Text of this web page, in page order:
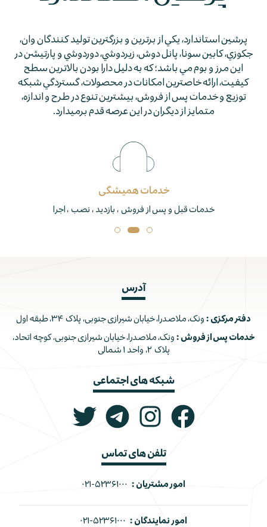
پرشين استاندارد، يكي از برترين و بزرگترين توليد كنندگان وان،
جكوزي، كابين سونا، پانل دوش، زيردوشي، دوردوشي و پارتيشن در
اين مرز و بوم مي باشد؛ كه به دليل دارا بودن بالاترين سطح
كيفيت، ارائه خاصترين امكانات در محصولات، گستردگي شبكه
توزيع و خدمات پس از فروش، بيشترين تنوع در طرح و اندازه،
متمايز از ديگران در اين عرصه قدم برمي­دارد.
خدمات همیشگی
خدمات قبل و پس از فروش ، بازدید ، نصب ، اجرا
آدرس
دفتر مرکزی : ونک، ملاصدرا، خیابان شیرازی جنوبی، پلاک ۳۴، طبقه اول
خدمات پس از فروش : ونک، ملاصدرا، خیابان شیرازی جنوبی، کوچه اتحاد،
پلاک ۲، واحد ۱ شمالی
شبکه های اجتماعی
تلفن های تماس
امور مشتریان : ۰۲۱-۵۲۳۶۱۰۰۰
امور نمایندگان : ۰۲۱-۵۲۳۶۱۰۰۰